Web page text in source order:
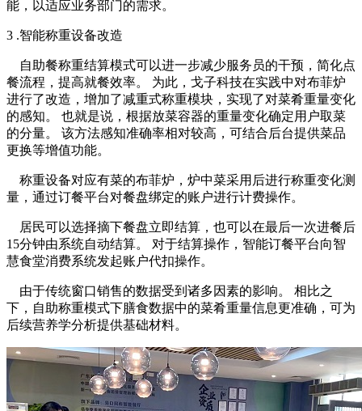
能，以适应业务部门的需求。
3 .智能称重设备改造
自助餐称重结算模式可以进一步减少服务员的干预，简化点
餐流程，提高就餐效率。 为此，戈子科技在实践中对布菲炉
进行了改造，增加了减重式称重模块，实现了对菜肴重量变化
的感知。 也就是说，根据放菜容器的重量变化确定用户取菜
的分量。 该方法感知准确率相对较高，可结合后台提供菜品
更换等增值功能。
称重设备对应有菜的布菲炉，炉中菜采用后进行称重变化测
量，通过订餐平台对餐盘绑定的账户进行计费操作。
居民可以选择摘下餐盘立即结算，也可以在最后一次进餐后
15分钟由系统自动结算。 对于结算操作，智能订餐平台向智
慧食堂消费系统发起账户代扣操作。
由于传统窗口销售的数据受到诸多因素的影响。 相比之
下，自助称重模式下膳食数据中的菜肴重量信息更准确，可为
后续营养学分析提供基础材料。